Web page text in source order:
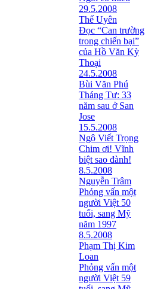
29.5.2008
Thế Uyên
Đọc “Can trường
trong chiến bại”
của Hồ Văn Kỳ
Thoại
24.5.2008
Bùi Văn Phú
Tháng Tư: 33
năm sau ở San
Jose
15.5.2008
Ngô Viết Trọng
Chim ơi! Vĩnh
biệt sao đành!
8.5.2008
Nguyễn Trâm
Phỏng vấn một
người Việt 50
tuổi, sang Mỹ
năm 1997
8.5.2008
Phạm Thị Kim
Loan
Phỏng vấn một
người Việt 59